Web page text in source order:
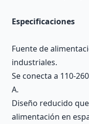
Especificaciones
Fuente de
industriales.
Se conecta a 110-
A.
Diseño reducido
alimentación en